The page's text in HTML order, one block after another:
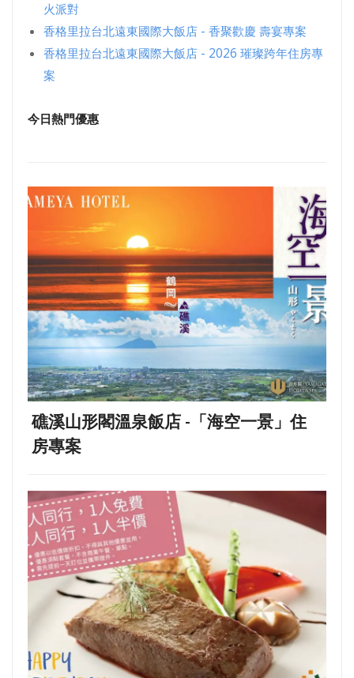
火派對
香格里拉台北遠東國際大飯店 - 香聚歡慶 壽宴專案
香格里拉台北遠東國際大飯店 - 2026 璀璨跨年住房專
案
今日熱門優惠
礁溪山形閣溫泉飯店 -「海空一景」住
房專案